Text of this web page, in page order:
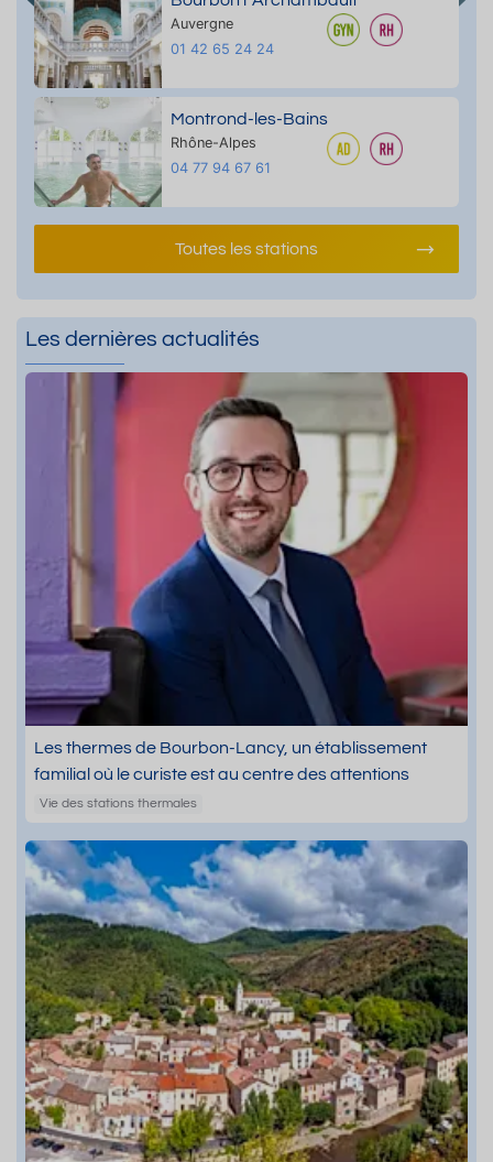
Auvergne
01 42 65 24 24
Montrond-les-Bains
Rhône-Alpes
04 77 94 67 61
Toutes les stations
Les dernières actualités
Les thermes de Bourbon-Lancy, un établissement
familial où le curiste est au centre des attentions
Vie des stations thermales